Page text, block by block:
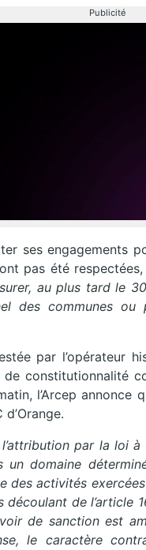
Publicité
ses engagements
pas été
au plus tard le
des communes ou
par l’opérateur
constitutionnalité
l’Arcep
l’attribution par la loi
domaine
des activités
de l’article
de sanction est
le caractère